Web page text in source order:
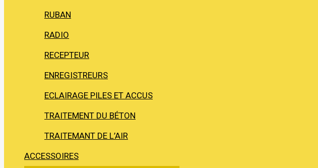
RUBAN
RADIO
RECEPTEUR
ENREGISTREURS
ECLAIRAGE PILES ET ACCUS
TRAITEMENT DU BÉTON
TRAITEMANT DE L’AIR
ACCESSOIRES